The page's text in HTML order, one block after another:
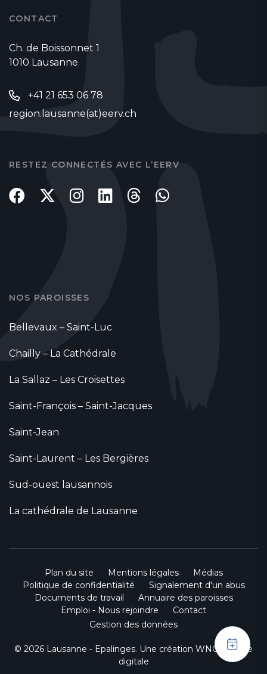
CONTACT
Ch. de Boissonnet 1
1010 Lausanne
+41 21 653 06 78
region.lausanne(at)eerv.ch
RESTEZ CONNECTÉS AVEC L’EERV
NOS PAROISSES
Bellevaux – Saint-Luc
Chailly – La Cathédrale
La Sallaz – Les Croisettes
Saint-François – Saint-Jacques
Saint-Jean
Saint-Laurent – Les Bergières
Sud-ouest lausannois
La cathédrale de Lausanne
Plan du site Mentions légales
Médias
Politique de confidentialité
Signalement d'un abus
Documents de travail
Annuaire des paroisses
Emploi - Nous rejoindre
Contact
Gestion des données
© 2026 Lausanne - Epalinges. Une création WNG agence
digitale